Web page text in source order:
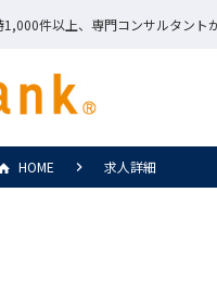
件以上、専門コンサルタント
HOME 求人詳細